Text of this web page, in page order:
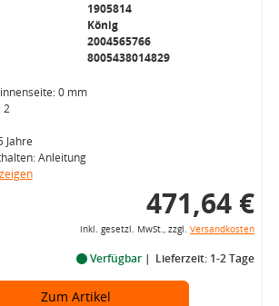
1905814
König
2004565766
8005438014829
0 mm
2
Jahre
Anleitung
471,64 €
inkl. gesetzl. MwSt., zzgl. Versandkosten
Verfügbar Lieferzeit: 1-2 Tage
Zum Artikel